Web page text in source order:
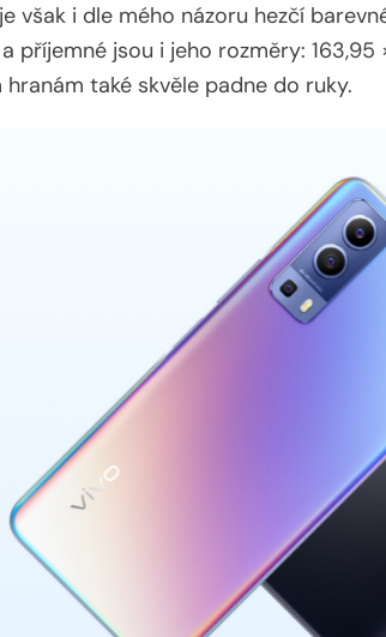
však i dle mého názoru hezčí
příjemné jsou i jeho rozměry:
hranám také skvěle padne do ruky.